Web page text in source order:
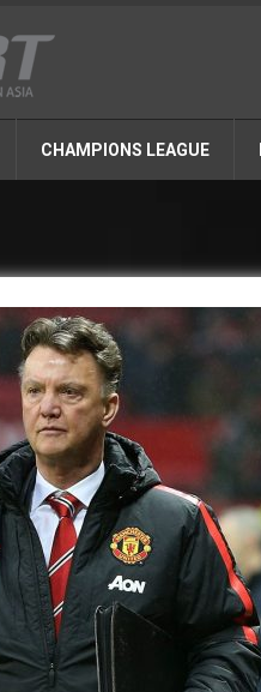
CHAMPIONS LEAGUE